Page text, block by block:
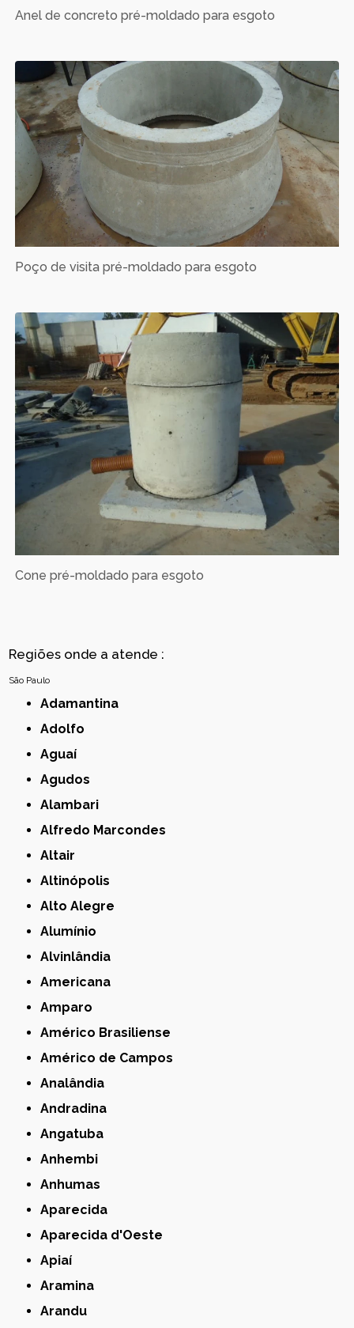
Anel de concreto pré-moldado para esgoto
Poço de visita pré-moldado para esgoto
Cone pré-moldado para esgoto
Regiões onde a atende :
São Paulo
Adamantina
Adolfo
Aguaí
Agudos
Alambari
Alfredo Marcondes
Altair
Altinópolis
Alto Alegre
Alumínio
Alvinlândia
Americana
Amparo
Américo Brasiliense
Américo de Campos
Analândia
Andradina
Angatuba
Anhembi
Anhumas
Aparecida
Aparecida d'Oeste
Apiaí
Aramina
Arandu